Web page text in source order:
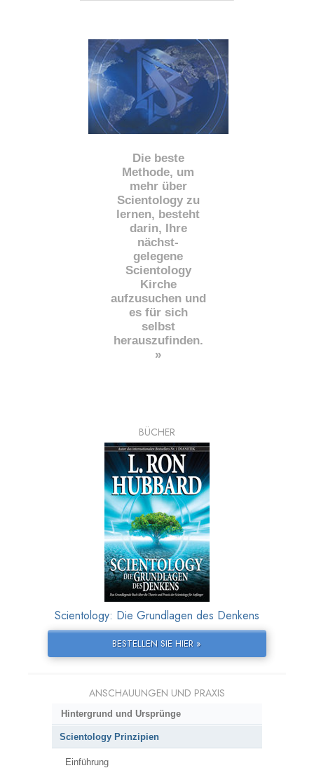
Die beste
Methode, um
mehr über
Scientology zu
lernen, besteht
darin, Ihre
nächst-
gelegene
Scientology
Kirche
aufzusuchen und
es für sich
selbst
herauszufinden.
»
BÜCHER
Scientology: Die Grundlagen des Denkens
BESTELLEN SIE HIER »
ANSCHAUUNGEN UND PRAXIS
Hintergrund und Ursprünge
Scientology Prinzipien
Einführung